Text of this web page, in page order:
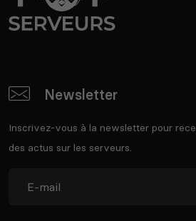
Newsletter
Inscrivez-vous à la newsletter pour
des actus sur les serveurs.